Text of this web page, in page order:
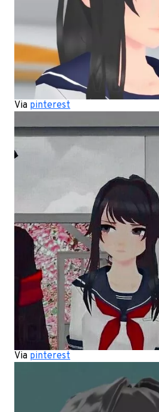
Via pinterest
Via pinterest